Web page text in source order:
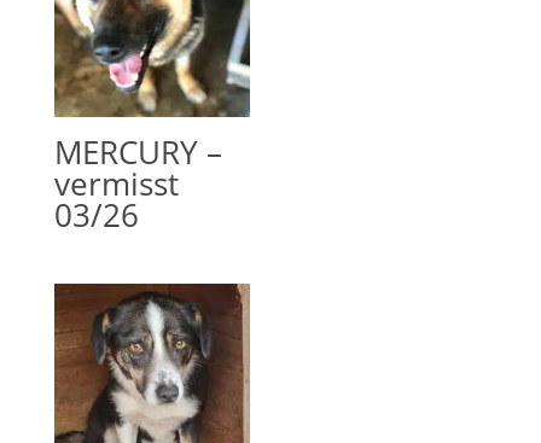
MERCURY –
vermisst
03/26